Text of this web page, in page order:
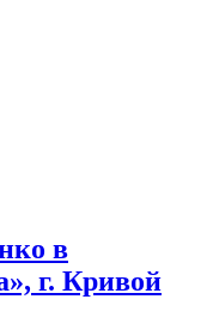
в
г. Кривой